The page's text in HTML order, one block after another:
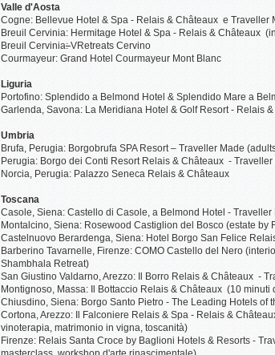
Valle d'Aosta
Cogne: Bellevue Hotel & Spa - Relais & Châteaux e Traveller
Breuil Cervinia: Hermitage Hotel & Spa - Relais & Châteaux
Breuil Cervinia:VRetreats Cervino
Courmayeur: Grand Hotel Courmayeur Mont Blanc
Liguria
Portofino: Splendido a Belmond Hotel & Splendido Mare a
Garlenda, Savona: La Meridiana Hotel & Golf Resort - Relais
Umbria
Brufa, Perugia: Borgobrufa SPA Resort – Traveller Made
Perugia: Borgo dei Conti Resort Relais & Châteaux - Traveller
Norcia, Perugia: Palazzo Seneca Relais & Châteaux
Toscana
Casole, Siena: Castello di Casole, a Belmond Hotel - Traveller
Montalcino, Siena: Rosewood Castiglion del Bosco (estate by
Castelnuovo Berardenga, Siena: Hotel Borgo San Felice
Barberino Tavarnelle, Firenze: COMO Castello del Nero
Shambhala Retreat)
San Giustino Valdarno, Arezzo: Il Borro Relais & Châteaux -
Montignoso, Massa: Il Bottaccio Relais & Châteaux (10 minuti
Chiusdino, Siena: Borgo Santo Pietro - The Leading Hotels of
Cortona, Arezzo: Il Falconiere Relais & Spa - Relais &
vinoterapia, matrimonio in vigna, toscanità)
Firenze: Relais Santa Croce by Baglioni Hotels & Resorts -